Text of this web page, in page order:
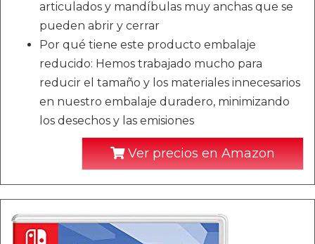
articulados y mandíbulas muy anchas que se
pueden abrir y cerrar
Por qué tiene este producto embalaje
reducido: Hemos trabajado mucho para
reducir el tamaño y los materiales innecesarios
en nuestro embalaje duradero, minimizando
los desechos y las emisiones
Ver precios en Amazon